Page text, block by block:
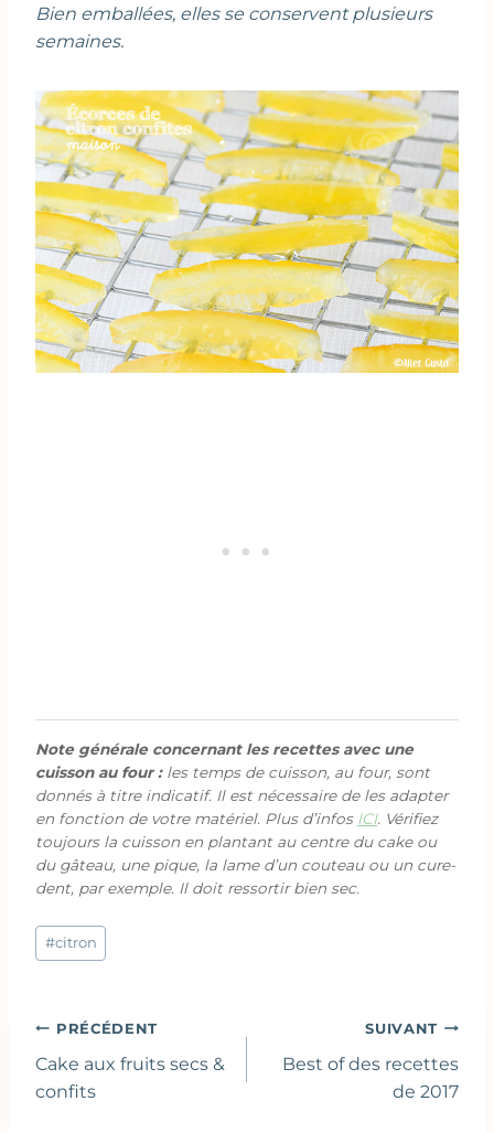
Bien emballées, elles se conservent plusieurs
semaines.
Note générale concernant les recettes avec une
cuisson au four :les temps de cuisson, au four, sont
donnés à titre indicatif. Il est nécessaire de les adapter
en fonction de votre matériel. Plus d’infos ICI. Vérifiez
toujours la cuisson en plantant au centre du cake ou
du gâteau, une pique, la lame d’un couteau ou un cure-
dent, par exemple. Il doit ressortir bien sec.
Étiquettes
de
#citron
Navigation
de
l’article
PRÉCÉDENT
Cake aux fruits secs &
confits
SUIVANT
Best of des recettes
de 2017